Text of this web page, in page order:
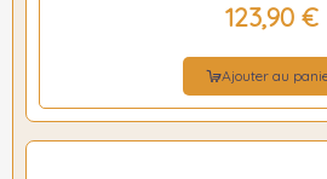
123,90 €
Ajouter au